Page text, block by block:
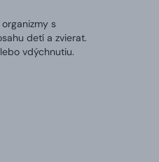
s
detí a zvierat.
vdýchnutiu.